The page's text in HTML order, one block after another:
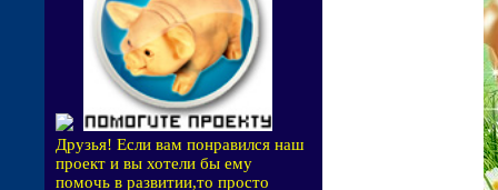
Друзья! Если вам понравился наш
проект и вы хотели бы ему
помочь в развитии,то просто